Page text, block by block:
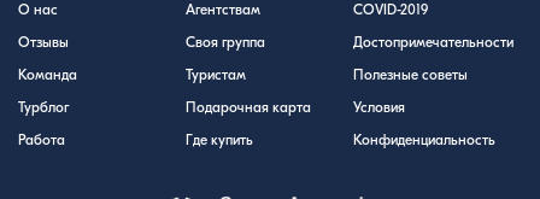
О нас
Отзывы
Команда
Турблог
Работа
Агентствам
Своя группа
Туристам
Подарочная карта
Где купить
COVID-2019
Достопримечательности
Полезные советы
Условия
Конфиденциальность